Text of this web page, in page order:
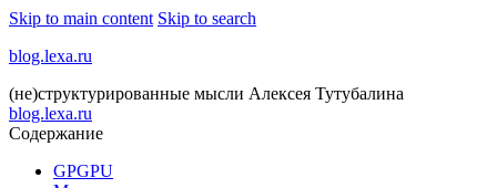
Skip to main content Skip to search
blog.lexa.ru
(не)структурированные мысли Алексея Тутубалина
blog.lexa.ru
Содержание
GPGPU